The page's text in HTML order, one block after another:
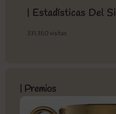
| Estadísticas Del
331.350 visitas
| Premios